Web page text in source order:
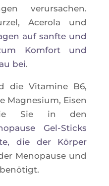
verur­sa­chen.
Ace­ro­la und
auf sanfte und
Kom­fort und
bei.
die Vita­mine B6,
Magne­sium, Eisen
Sie in den
Gel-Sticks
die der Kör­per
Meno­pause und